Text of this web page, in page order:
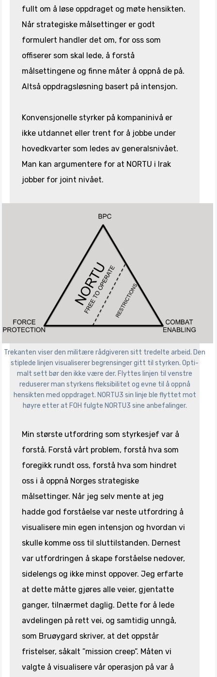
fullt om å løse oppdraget og møte hensikten.
Når strategiske målsettinger er godt
formulert handler det om, for oss som
offiserer som skal lede, å forstå
målsettingene og finne måter å oppnå de på.
Altså oppdragsløsning basert på intensjon.
Konvensjonelle styrker på kompaninivå er
ikke utdannet eller trent for å jobbe under
hovedkvarter som ledes av generalsnivået.
Man kan argumentere for at NORTU i Irak
jobber for joint nivået.
Trekanten viser den militære rådgiveren sitt tredelte arbeid. Den
stiplede linjen visualiserer begrensinger gitt til styrken. Opti-
malt sett bør den ikke være der. Flyttes linjen til venstre
reduserer man styrkens fleksibilitet og evne til å oppnå
hensikten med oppdraget. NORTU3 sin linje ble flyttet mot
høyre etter at FOH fulgte NORTU3 sine anbefalinger.
Min største utfordring som styrkesjef var å
forstå. Forstå vårt problem, forstå hva som
foregikk rundt oss, forstå hva som hindret
oss i å oppnå Norges strategiske
målsettinger. Når jeg selv mente at jeg
hadde god forståelse var neste utfordring å
visualisere min egen intensjon og hvordan vi
skulle komme oss til sluttilstanden. Dernest
var utfordringen å skape forståelse nedover,
sidelengs og ikke minst oppover. Jeg erfarte
at dette måtte gjøres alle veier, gjentatte
ganger, tilnærmet daglig. Dette for å lede
avdelingen på rett vei, og samtidig unngå,
som Bruøygard skriver, at det oppstår
fristelser, såkalt ”mission creep”. Måten vi
valgte å visualisere vår operasjon på var å